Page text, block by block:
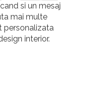
si un mesaj
mai multe
personalizata
interior.